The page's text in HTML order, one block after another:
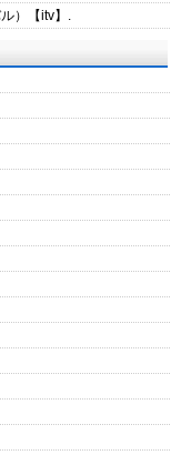
）【itv】.